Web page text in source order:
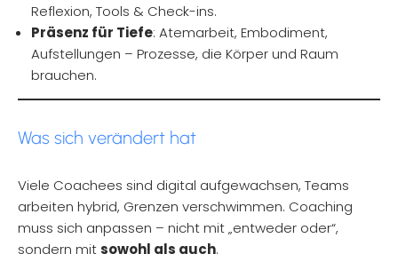
Reflexion, Tools & Check-ins.
Präsenz für Tiefe: Atemarbeit, Embodiment,
Aufstellungen – Prozesse, die Körper und Raum
brauchen.
Was sich verändert hat
Viele Coachees sind digital aufgewachsen, Teams
arbeiten hybrid, Grenzen verschwimmen. Coaching
muss sich anpassen – nicht mit „entweder oder“,
sondern mitsowohl als auch.